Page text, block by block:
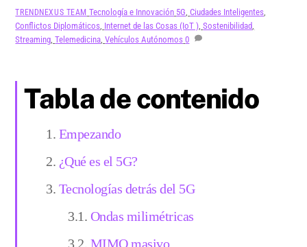
TRENDNEXUS TEAM Tecnología e Innovación 5G,Ciudades Inteligentes,
Conflictos Diplomáticos, Internet de las Cosas (IoT ),Sostenibilidad,
Streaming,Telemedicina,Vehículos Autónomos 0
Tabla de contenido
Empezando
¿Qué es el 5G?
Tecnologías detrás del 5G
Ondas milimétricas
MIMO masivo